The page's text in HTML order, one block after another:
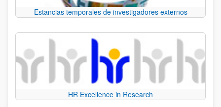
Estancias temporales de investigadores externos
HR Excellence in Research